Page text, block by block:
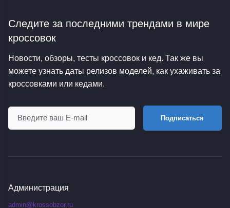
Следите за последними трендами в мире
кроссовок
Новости, обзоры, тесты кроссовок и кед. Так же вы
можете узнать даты релизов моделей, как ухаживать за
кроссовками или кедами.
Подписаться
Администрация
admin@krossobzor.ru